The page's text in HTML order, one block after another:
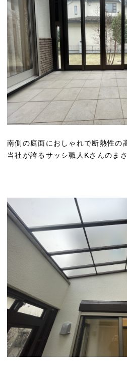
南側の庭面におしゃれで断熱性の
当社が誇るサッシ職人Kさんのま